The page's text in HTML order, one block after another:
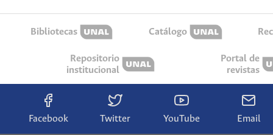
Bibliotecas Catálogo
Repositorio
institucional
Portal de
revistas
Facebook Twitter YouTube Email